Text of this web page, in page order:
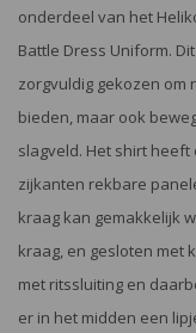
onderdeel van het
Battle Dress Uniform.
zorgvuldig gekozen om
bieden, maar ook
slagveld. Het shirt
zijkanten rekbare
kraag kan gemakkelijk
kraag, en gesloten met
met ritssluiting en
er in het midden een